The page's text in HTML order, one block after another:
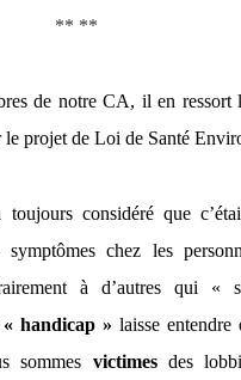
** **
de notre CA, il en ressort
projet de Loi de Santé
considéré que
symptômes chez les
à d’autres qui «
« handicap »laisse
sommes victimes des